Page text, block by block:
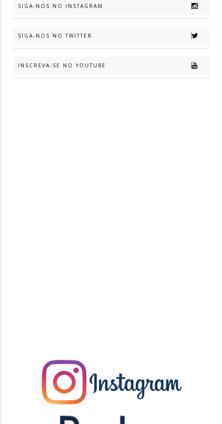
SIGA-NOS NO INSTAGRAM
SIGA-NOS NO TWITTER
INSCREVA-SE NO YOUTUBE